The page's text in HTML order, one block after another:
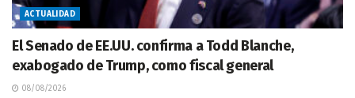
ACTUALIDAD
El Senado de EE.UU. confirma a Todd Blanche,
exabogado de Trump, como fiscal general
08/08/2026